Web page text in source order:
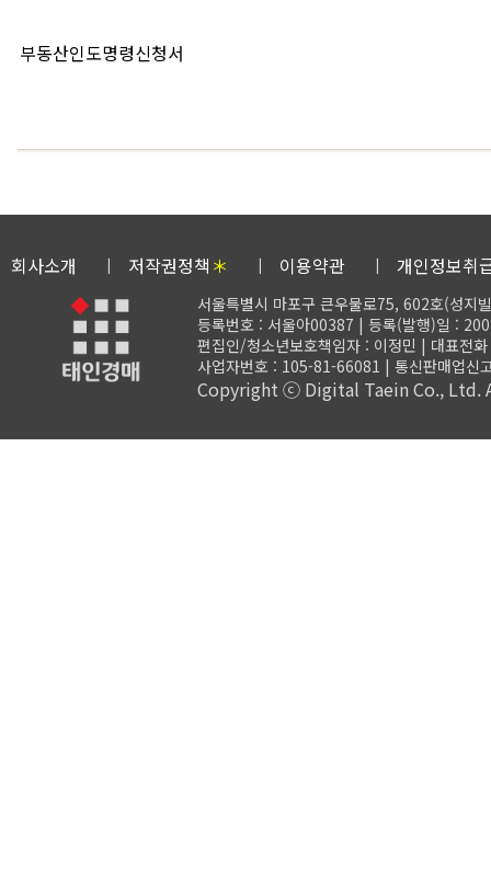
부동산인도명령신청서
회사소개 저작권정책 ＊ 이용약관 개인정보취
서울특별시 마포구 큰우물로75, 602호(성지
등록번호 : 서울아00387 | 등록(발행)일 :
편집인/청소년보호책임자 : 이정민 | 대표
사업자번호 : 105-81-66081 | 통신판매업
Copyright ⓒ Digital Taein Co., Ltd.